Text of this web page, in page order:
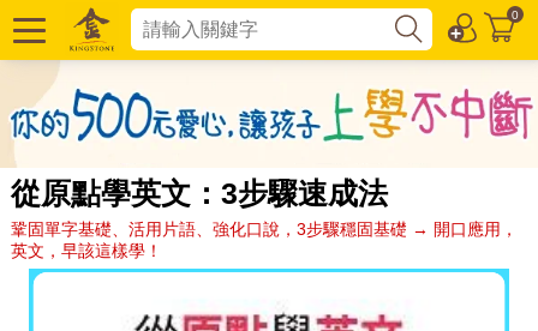
0
從原點學英文：3步驟速成法
鞏固單字基礎、活用片語、強化口說，3步驟穩固基礎 → 開口應用，
英文，早該這樣學！